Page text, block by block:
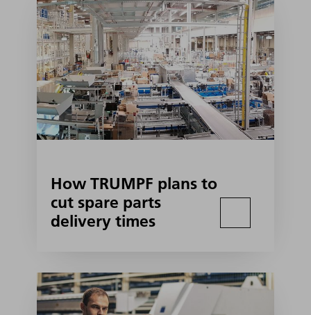
How TRUMPF plans to
cut spare parts
delivery times